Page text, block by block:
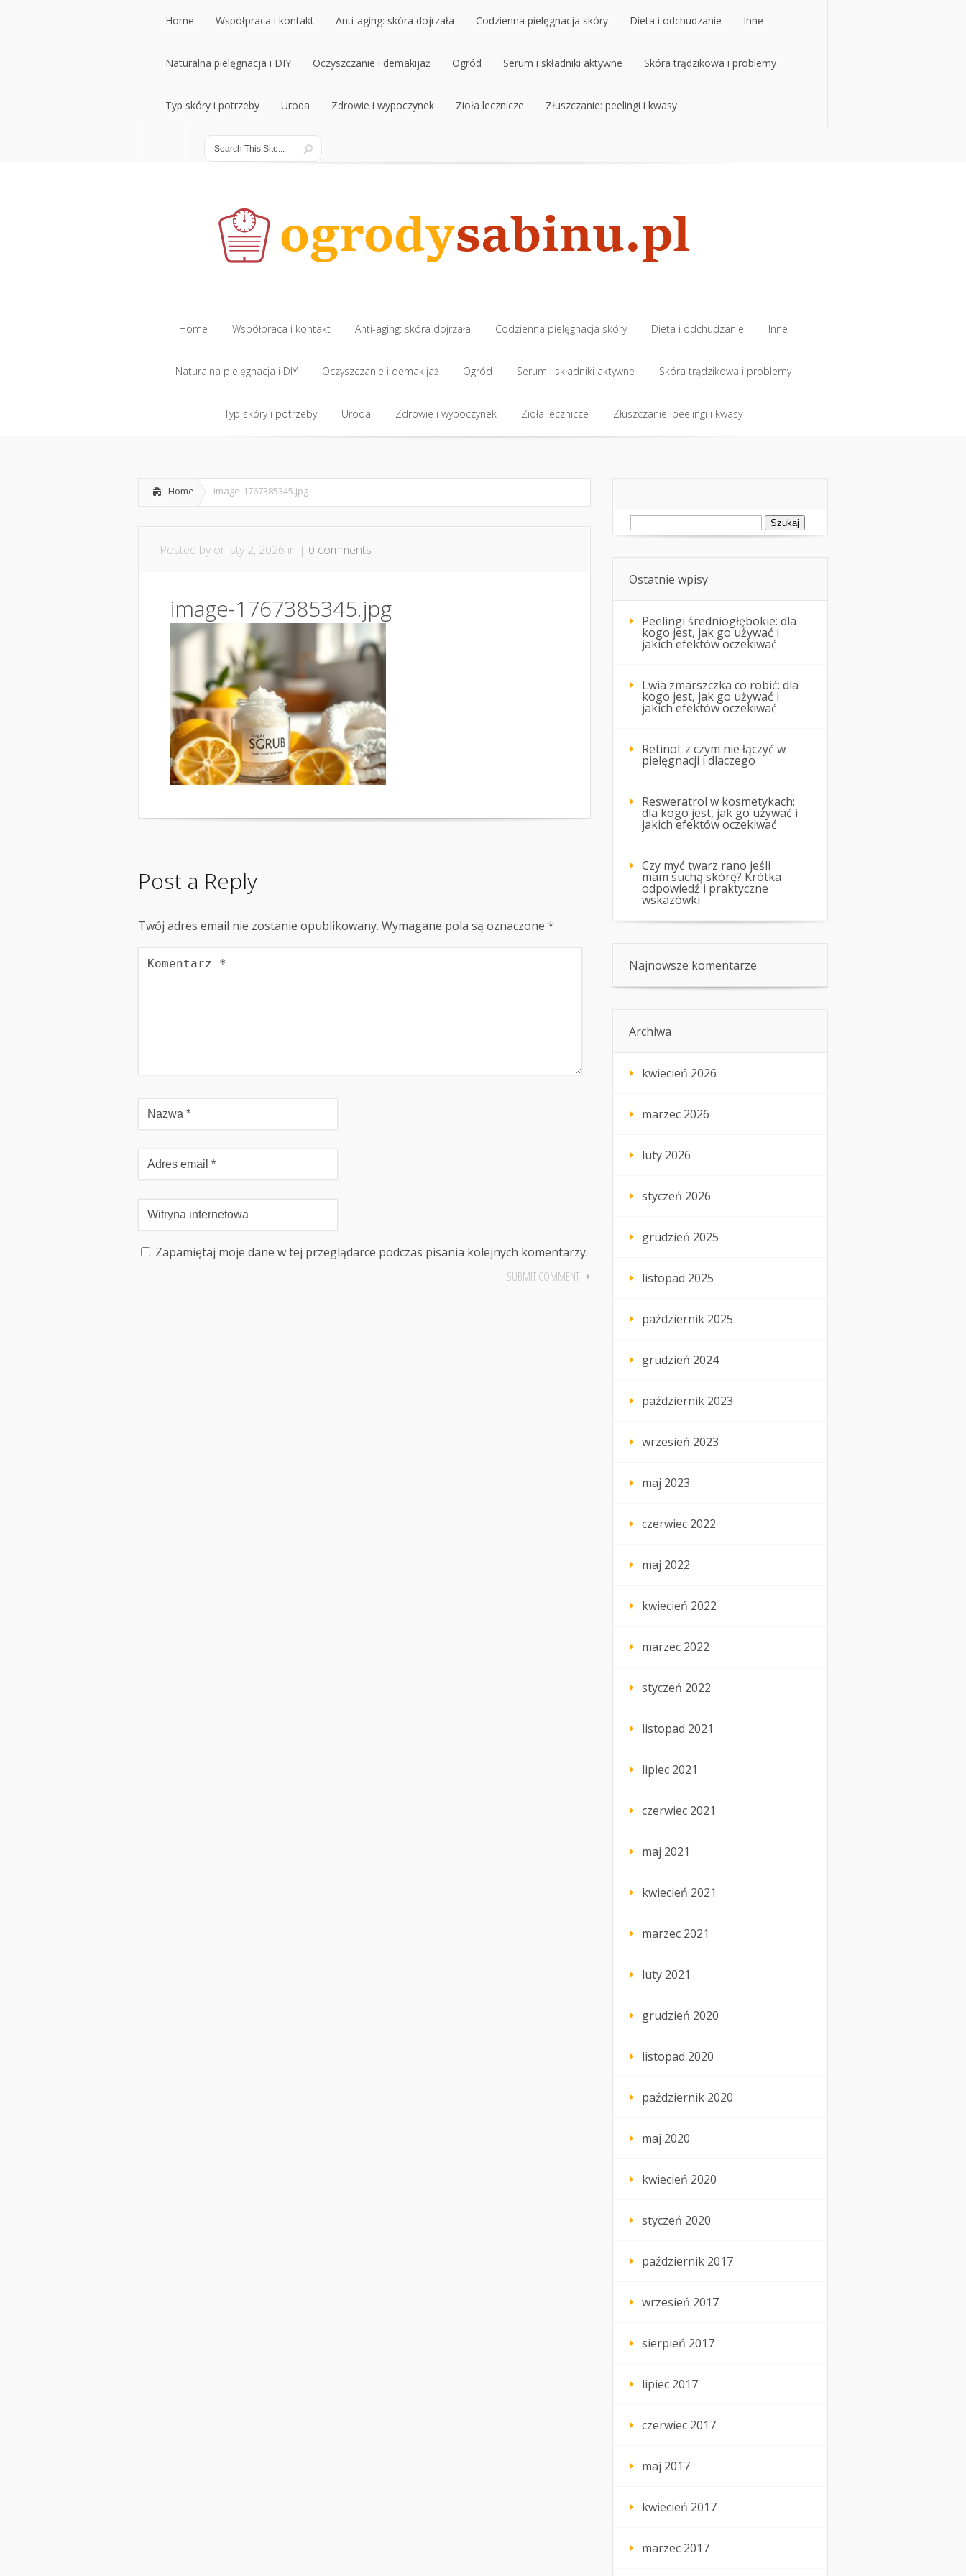
Home
Home
Współpraca i kontakt
Współpraca i kontakt
Anti-aging: skóra dojrzała
Anti-aging: skóra dojrzała
Codzienna pielęgnacja skóry
Codzienna pielęgnacja skóry
Dieta i odchudzanie
Dieta i odchudzanie
Inne
Inne
Naturalna pielęgnacja i DIY
Naturalna pielęgnacja i DIY
Oczyszczanie i demakijaż
Oczyszczanie i demakijaż
Ogród
Ogród
Serum i składniki aktywne
Serum i składniki aktywne
Skóra trądzikowa i problemy
Skóra trądzikowa i problemy
Typ skóry i potrzeby
Typ skóry i potrzeby
Uroda
Uroda
Zdrowie i wypoczynek Zioła lecznicze Złuszczanie: peelingi i kwasy
Home
Home
Współpraca i kontakt
Współpraca i kontakt
Anti-aging: skóra dojrzała
Anti-aging: skóra dojrzała
Codzienna pielęgnacja skóry
Codzienna pielęgnacja skóry
Dieta i odchudzanie
Dieta i odchudzanie
Inne
Inne
Naturalna pielęgnacja i DIY
Naturalna pielęgnacja i DIY
Oczyszczanie i demakijaż
Oczyszczanie i demakijaż
Ogród
Ogród
Serum i składniki aktywne
Serum i składniki aktywne
Skóra trądzikowa i problemy
Skóra trądzikowa i problemy
Typ skóry i potrzeby Uroda Zdrowie i wypoczynek Zioła lecznicze Złuszczanie: peelingi i kwasy
Home image-1767385345.jpg
Posted by on sty 2, 2026 in | 0 comments
image-1767385345.jpg
Post a Reply
Twój adres email nie zostanie opublikowany. Wymagane pola są oznaczone *
Zapamiętaj moje dane w tej przeglądarce podczas pisania kolejnych komentarzy.
Szukaj:
Ostatnie wpisy
Peelingi średniogłębokie: dla
kogo jest, jak go używać i
jakich efektów oczekiwać
Lwia zmarszczka co robić: dla
kogo jest, jak go używać i
jakich efektów oczekiwać
Retinol: z czym nie łączyć w
pielęgnacji i dlaczego
Resweratrol w kosmetykach:
dla kogo jest, jak go używać i
jakich efektów oczekiwać
Czy myć twarz rano jeśli
mam suchą skórę? Krótka
odpowiedź i praktyczne
wskazówki
Najnowsze komentarze
Archiwa
kwiecień 2026
marzec 2026
luty 2026
styczeń 2026
grudzień 2025
listopad 2025
październik 2025
grudzień 2024
październik 2023
wrzesień 2023
maj 2023
czerwiec 2022
maj 2022
kwiecień 2022
marzec 2022
styczeń 2022
listopad 2021
lipiec 2021
czerwiec 2021
maj 2021
kwiecień 2021
marzec 2021
luty 2021
grudzień 2020
listopad 2020
październik 2020
maj 2020
kwiecień 2020
styczeń 2020
październik 2017
wrzesień 2017
sierpień 2017
lipiec 2017
czerwiec 2017
maj 2017
kwiecień 2017
marzec 2017